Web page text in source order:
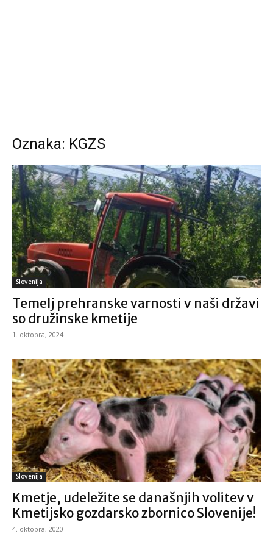
Oznaka: KGZS
Slovenija
Temelj prehranske varnosti v naši državi
so družinske kmetije
1. oktobra, 2024
Slovenija
Kmetje, udeležite se današnjih volitev v
Kmetijsko gozdarsko zbornico Slovenije!
4. oktobra, 2020